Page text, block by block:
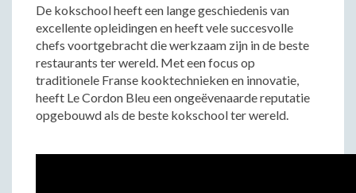
De kokschool heeft een lange geschiedenis van
excellente opleidingen en heeft vele succesvolle
chefs voortgebracht die werkzaam zijn in de beste
restaurants ter wereld. Met een focus op
traditionele Franse kooktechnieken en innovatie,
heeft Le Cordon Bleu een ongeëvenaarde reputatie
opgebouwd als de beste kokschool ter wereld.